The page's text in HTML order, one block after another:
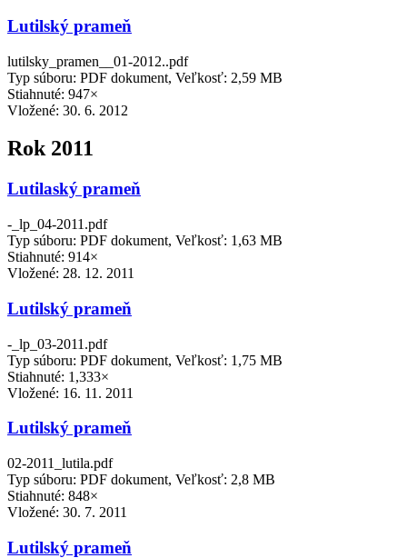
Lutilský prameň
lutilsky_pramen__01-2012..pdf
Typ súboru: PDF dokument, Veľkosť: 2,59 MB
Stiahnuté: 947×
Vložené: 30. 6. 2012
Rok 2011
Lutilaský prameň
-_lp_04-2011.pdf
Typ súboru: PDF dokument, Veľkosť: 1,63 MB
Stiahnuté: 914×
Vložené: 28. 12. 2011
Lutilský prameň
-_lp_03-2011.pdf
Typ súboru: PDF dokument, Veľkosť: 1,75 MB
Stiahnuté: 1,333×
Vložené: 16. 11. 2011
Lutilský prameň
02-2011_lutila.pdf
Typ súboru: PDF dokument, Veľkosť: 2,8 MB
Stiahnuté: 848×
Vložené: 30. 7. 2011
Lutilský prameň